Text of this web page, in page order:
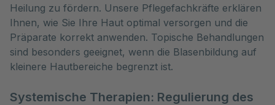
Heilung zu fördern. Unsere Pflegefachkräfte erklären
Ihnen, wie Sie Ihre Haut optimal versorgen und die
Präparate korrekt anwenden. Topische Behandlungen
sind besonders geeignet, wenn die Blasenbildung auf
kleinere Hautbereiche begrenzt ist.
Systemische Therapien: Regulierung des